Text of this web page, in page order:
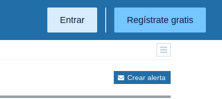
Entrar Regístrate gratis
Crear alerta